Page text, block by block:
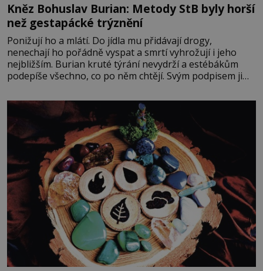
Kněz Bohuslav Burian: Metody StB byly horší
než gestapácké trýznění
Ponižují ho a mlátí. Do jídla mu přidávají drogy,
nenechají ho pořádně vyspat a smrtí vyhrožují i jeho
nejbližším. Burian kruté týrání nevydrží a estébákům
podepíše všechno, co po něm chtějí. Svým podpisem jim
fyzický ani psychický nátlak. Syn brněnského řezníka
chce být knězem a